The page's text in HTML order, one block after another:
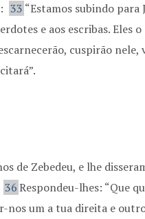
33 “Estamos subindo para
e aos escribas. Eles
cuspirão
de Zebedeu, e lhe
36Respondeu-lhes: “Que
nos um a tua direita e